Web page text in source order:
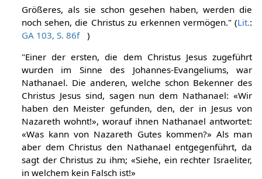
Größeres, als sie schon gesehen haben, werden die
noch sehen, die Christus zu erkennen vermögen." (Lit.:
GA 103, S. 86f
)
"Einer der ersten, die dem Christus Jesus zugeführt
wurden im Sinne des Johannes-Evangeliums, war
Nathanael. Die anderen, welche schon Bekenner des
Christus Jesus sind, sagen nun dem Nathanael: «Wir
haben den Meister gefunden, den, der in Jesus von
Nazareth wohnt!», worauf ihnen Nathanael antwortet:
«Was kann von Nazareth Gutes kommen?» Als man
aber dem Christus den Nathanael entgegenführt, da
sagt der Christus zu ihm; «Siehe, ein rechter Israeliter,
in welchem kein Falsch ist!»